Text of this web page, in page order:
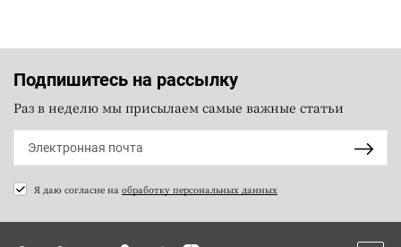
Подпишитесь на рассылку
Раз в неделю мы присылаем самые важные статьи
Я даю согласие на обработку персональных данных